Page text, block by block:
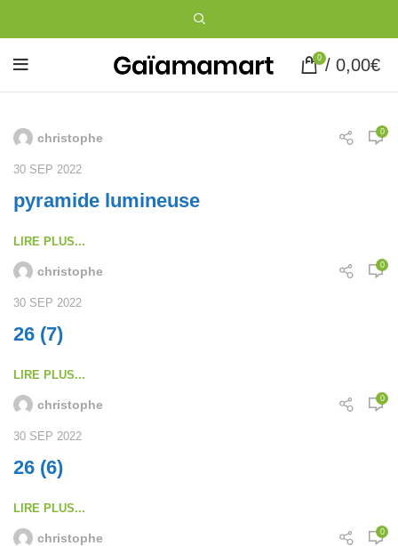
0 / 0,00€
christophe 0
30 SEP 2022
pyramide lumineuse
LIRE PLUS...
christophe 0
30 SEP 2022
26 (7)
LIRE PLUS...
christophe 0
30 SEP 2022
26 (6)
LIRE PLUS...
christophe 0